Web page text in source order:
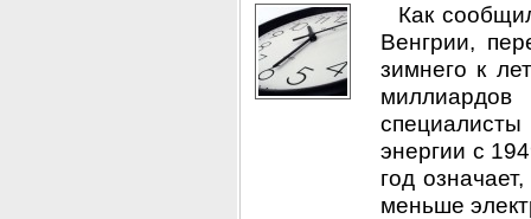
Как
Венгрии,
зимнего к
энергии с
год
меньше